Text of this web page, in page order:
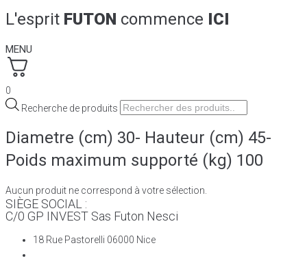
L'esprit FUTON commence ICI
MENU
0
Recherche de produits
Diametre (cm) 30- Hauteur (cm) 45-
Poids maximum supporté (kg) 100
Aucun produit ne correspond à votre sélection.
SIÈGE SOCIAL :
C/0 GP INVEST Sas Futon Nesci
18 Rue Pastorelli 06000 Nice